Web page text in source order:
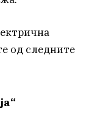
од следните